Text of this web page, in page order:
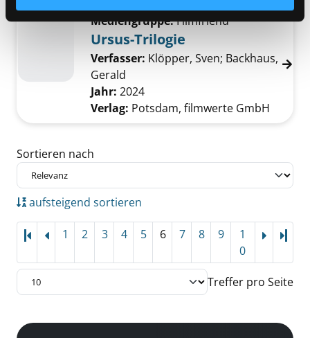
Mediengruppe:Filmfriend
Ursus-Trilogie
Verfasser: Klöpper, Sven; Backhaus,
Gerald
Jahr: 2024
Verlag: Potsdam, filmwerte GmbH
Zu den Suchfiltern springen
Sortieren nach
aufsteigend sortieren
1 2 3 4 5 6 7 8 9
1
0
Treffer pro Seite